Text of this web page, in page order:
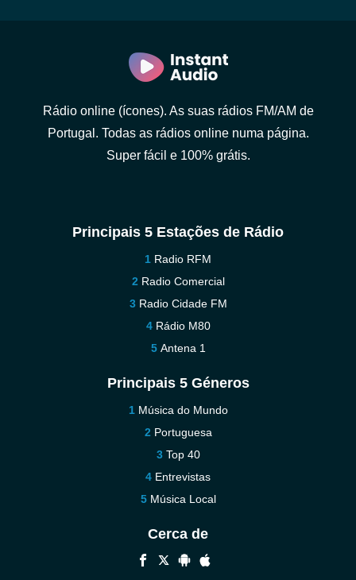
Rádio online (ícones). As suas rádios FM/AM de
Portugal. Todas as rádios online numa página.
Super fácil e 100% grátis.
Principais 5 Estações de Rádio
Radio RFM
Radio Comercial
Radio Cidade FM
Rádio M80
Antena 1
Principais 5 Géneros
Música do Mundo
Portuguesa
Top 40
Entrevistas
Música Local
Cerca de